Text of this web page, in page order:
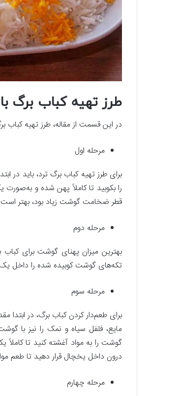
طرز تهیه کباب برگ
در این قسمت از مقاله، طرز تهیه کباب
مرحله اول
برای طرز تهیه کباب برگ ترد، باید در
را بکوبید تا کاملاً پهن شده و
قطر ضخامت گوشت زیاد بود، بهتر است
مرحله دوم
تکه‌های گوشت کوبیده شده را داخل یک
مرحله سوم
برای طعم‌دار کردن کباب برگ، در ابتدا
مایع، فلفل سیاه و نمک را نیز با
درون داخل یخچال قرار دهید تا طعم
مرحله چهارم